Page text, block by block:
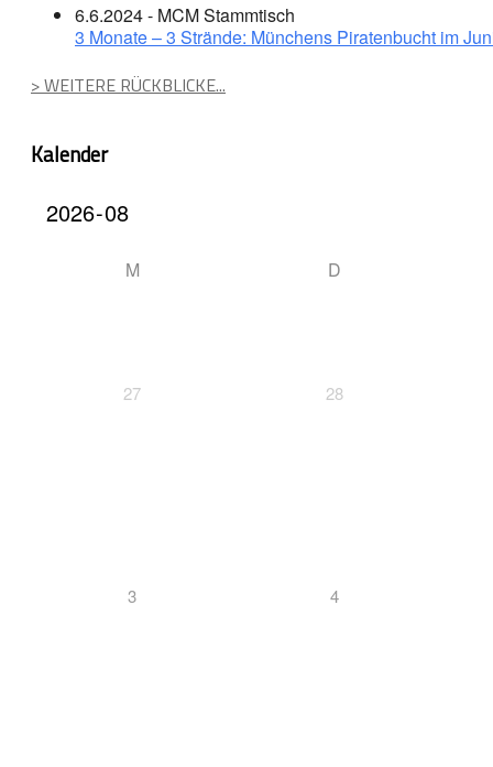
6.6.2024 - MCM Stammtisch
3 Monate – 3 Strände: Münchens Piratenbucht im
> WEITERE RÜCKBLICKE...
Kalender
M D
27 28
3 4